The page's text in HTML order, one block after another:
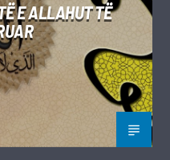
E ALLAHUT TË